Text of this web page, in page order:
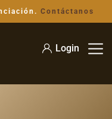
Contáctanos
Login